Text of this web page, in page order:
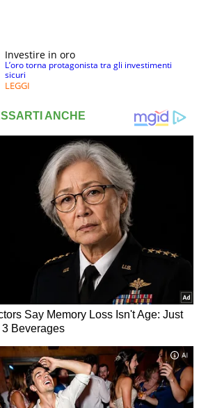
Investire in oro
L’oro torna protagonista tra gli investimenti
sicuri
LEGGI